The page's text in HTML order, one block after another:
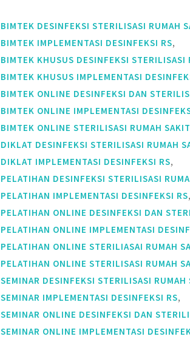
BIMTEK DESINFEKSI STERILISASI RUMAH
BIMTEK IMPLEMENTASI DESINFEKSI RS,
BIMTEK KHUSUS DESINFEKSI STERILISASI
BIMTEK KHUSUS IMPLEMENTASI
BIMTEK ONLINE DESINFEKSI DAN
BIMTEK ONLINE IMPLEMENTASI
BIMTEK ONLINE STERILISASI RUMAH SAKIT
DIKLAT DESINFEKSI STERILISASI RUMAH
DIKLAT IMPLEMENTASI DESINFEKSI RS,
PELATIHAN DESINFEKSI STERILISASI
PELATIHAN IMPLEMENTASI DESINFEKSI RS,
PELATIHAN ONLINE DESINFEKSI DAN
PELATIHAN ONLINE IMPLEMENTASI
PELATIHAN ONLINE STERILIASAI RUMAH
PELATIHAN ONLINE STERILISASI RUMAH
SEMINAR DESINFEKSI STERILISASI RUMAH
SEMINAR IMPLEMENTASI DESINFEKSI RS,
SEMINAR ONLINE DESINFEKSI DAN
SEMINAR ONLINE IMPLEMENTASI